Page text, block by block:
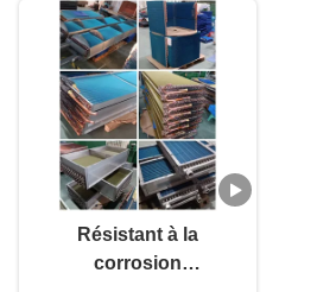
Résistant à la
corrosion